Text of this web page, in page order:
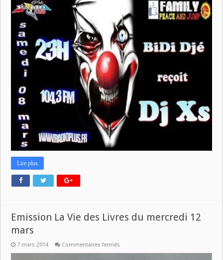
Techno
de
samedi
dès
23h
avec
Bidijé
Lire plus
Emission La Vie des Livres du mercredi 12
mars
7 mars 2014 Commentaires fermés